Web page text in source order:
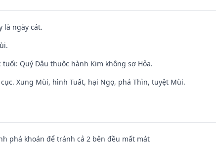
là ngày cát.
Quý Dậu thuộc hành Kim không sợ Hỏa.
Xung Mùi, hình Tuất, hại Ngọ, phá Thìn, tuyệt Mùi.
phá khoán để tránh cả 2 bên đều mất mát